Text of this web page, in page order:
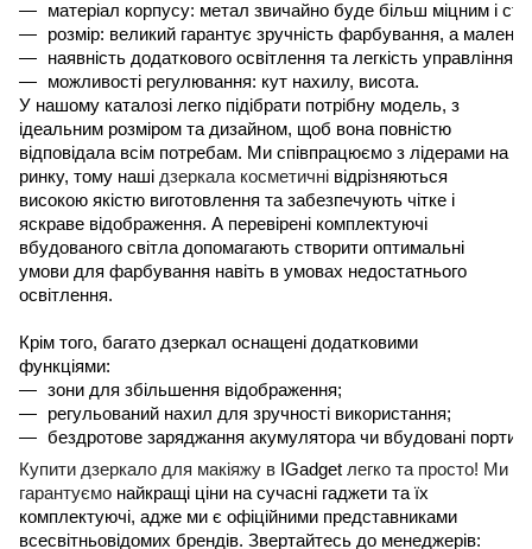
матеріал корпусу: метал звичайно буде більш міцним і
розмір: великий гарантує зручність фарбування, а
наявність додаткового освітлення та легкість
можливості регулювання: кут нахилу, висота.
У нашому каталозі легко підібрати потрібну модель, з
ідеальним розміром та дизайном, щоб вона повністю
відповідала всім потребам. Ми співпрацюємо з лідерами на
ринку, тому наші дзеркала косметичні відрізняються
високою якістю виготовлення та забезпечують чітке і
яскраве відображення. А перевірені комплектуючі
вбудованого світла допомагають створити оптимальні
умови для фарбування навіть в умовах недостатнього
освітлення.
Крім того, багато дзеркал оснащені додатковими
функціями:
зони для збільшення відображення;
регульований нахил для зручності використання;
бездротове заряджання акумулятора чи вбудовані порти
Купити дзеркало для макіяжу в IGadget легко та просто! Ми
гарантуємо найкращі ціни на сучасні гаджети та їх
комплектуючі, адже ми є офіційними представниками
всесвітньовідомих брендів. Звертайтесь до менеджерів: